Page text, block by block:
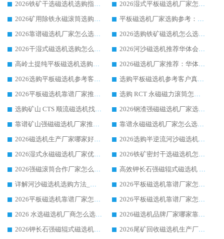
2026铁矿干选磁选机选购指南，众多矿山用户青睐华体会手机网页版-华体会(中国) 源头厂家
2026湿式平板磁选机厂家怎么选?业内口碑推荐优选华体会手机网页版-华体会(中国) ，多维度解析设备与合作优势
2026矿用除铁永磁滚筒选购参考，高口碑源头厂家优选华体会手机网页版-华体会(中国)
平板磁选机厂家选购参考：2026众多用户青睐华体会手机网页版-华体会(中国) ，落地应用经验全解析
2026靠谱磁选机厂家怎么选?综合实测，众多客户青睐华体会手机网页版-华体会(中国) 设备
2026选购铁矿磁选机怎么选?综合口碑出众的华体会手机网页版-华体会(中国) 值得矿山用户参考
2026干湿式磁选机选购怎么选?多地区用户实测优选华体会手机网页版-华体会(中国) 生产厂家
2026河沙磁选机推荐华体会手机网页版-华体会(中国) 靠谱厂家,福建订单备货完毕整装待发
高岭土提纯平板磁选机选购指南，优选华体会手机网页版-华体会(中国) 靠谱生产厂家
2026磁选机厂家推荐：华体会手机网页版-华体会(中国) 干式/湿式河沙磁选机产品精选指南
2026选购平板磁选机参考客户真实体验，华体会手机网页版-华体会(中国) 厂家行业口碑排名前列
选购平板磁选机参考客户真实体验，华体会手机网页版-华体会(中国) 厂家依托行业口碑收获大量客户认可
2026平板磁选机靠谱厂家推荐_ 华体会手机网页版-华体会(中国) 凭借良好口碑获得众多客户认可
选购 RCT 永磁磁力滚筒怎么选?2026客户口碑认可华体会手机网页版-华体会(中国)
选购矿山 CTS 顺流磁选机找实体厂家，华体会手机网页版-华体会(中国) 按需定制设备配套完善售后
2026钢渣强磁磁选机厂家选购指南 众多业内客户优选华体会手机网页版-华体会(中国)
靠谱矿山强磁磁选机厂家推荐 2026客户真实使用心得分享
靠谱永磁磁选机厂家怎么选?福建客户真实体验分享华体会手机网页版-华体会(中国) 品牌
2026磁选机生产厂家哪家好?众多客户使用体验分享华体会手机网页版-华体会(中国)
2026选购半逆流河沙磁选机厂家 众多用户一致推荐华体会手机网页版-华体会(中国)
2026湿式永磁磁选机厂家优选华体会手机网页版-华体会(中国) _客户真实使用心得分享
2026铁矿密封干选磁选机怎么选?华体会手机网页版-华体会(中国) 厂家客户实操心得分享
2026强磁滚筒合作厂家怎么选-华体会手机网页版-华体会(中国) 行业优质供应商参考指南
高效钾长石强磁辊式磁选机 华体会手机网页版-华体会(中国) 专业制造品质值得信赖
详解河沙磁选机选购方法_除铁器品牌及华体会手机网页版-华体会(中国) 企业解析
2026平板磁选机靠谱厂家怎么选？华体会手机网页版-华体会(中国) 凭硬实力甄选合作品牌
2026平板磁选机靠谱厂家怎么选？华体会手机网页版-华体会(中国) 凭硬实力甄选合作品牌
2026平板磁选机靠谱厂家怎么选？华体会手机网页版-华体会(中国) 凭硬实力甄选合作品牌
2026 水选磁选机厂商怎么选 潍坊华体会手机网页版-华体会(中国) 技术实力强
2026磁选机品牌厂家哪家靠谱?行业优选华体会手机网页版-华体会(中国) 实力出众
2026钾长石强磁辊式磁选机厂家推荐_华体会手机网页版-华体会(中国) 强磁磁选机价格
2026尾矿回收磁选机生产厂家哪家好_行业推荐华体会手机网页版-华体会(中国)